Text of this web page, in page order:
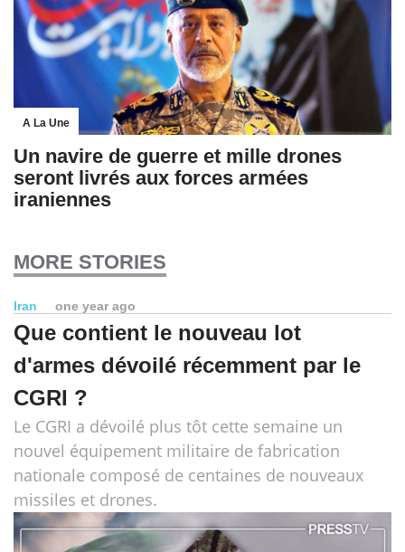
A La Une
Un navire de guerre et mille drones
seront livrés aux forces armées
iraniennes
MORE STORIES
Iran one year ago
Que contient le nouveau lot
d'armes dévoilé récemment par le
CGRI ?
Le CGRI a dévoilé plus tôt cette semaine un
nouvel équipement militaire de fabrication
nationale composé de centaines de nouveaux
missiles et drones.